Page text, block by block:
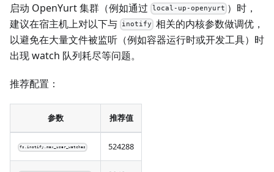
启动 OpenYurt 集群（例如通过 local-up-openyurt ）时，
建议在宿主机上对以下与
inotify
相关的内核参数做调优，
以避免在大量文件被监听（例如容器运行时或开发工具）时
出现 watch 队列耗尽等问题。
推荐配置：
参数 推荐值
fs.inotify.max_user_watches 524288